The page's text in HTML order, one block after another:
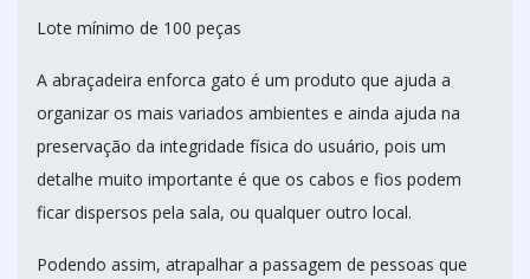
Lote mínimo de 100 peças
A abraçadeira enforca gato é um produto que ajuda a
organizar os mais variados ambientes e ainda ajuda na
preservação da integridade física do usuário, pois um
detalhe muito importante é que os cabos e fios podem
ficar dispersos pela sala, ou qualquer outro local.
Podendo assim, atrapalhar a passagem de pessoas que